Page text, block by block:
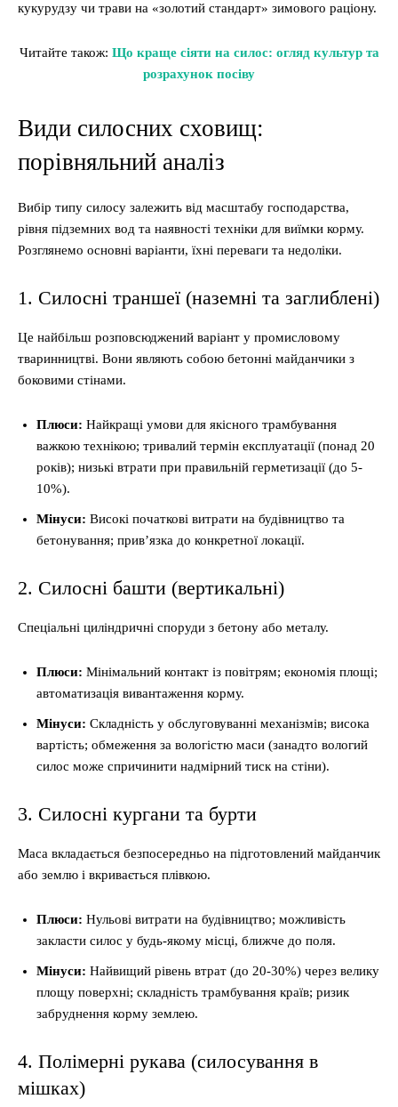
кукурудзу чи трави на «золотий стандарт» зимового раціону.
Читайте також: Що краще сіяти на силос: огляд культур та
розрахунок посіву
Види силосних сховищ:
порівняльний аналіз
Вибір типу силосу залежить від масштабу господарства,
рівня підземних вод та наявності техніки для виїмки корму.
Розглянемо основні варіанти, їхні переваги та недоліки.
1. Силосні траншеї (наземні та заглиблені)
Це найбільш розповсюджений варіант у промисловому
тваринництві. Вони являють собою бетонні майданчики з
боковими стінами.
Плюси: Найкращі умови для якісного трамбування
важкою технікою; тривалий термін експлуатації (понад 20
років); низькі втрати при правильній герметизації (до 5-
10%).
Мінуси: Високі початкові витрати на будівництво та
бетонування; прив’язка до конкретної локації.
2. Силосні башти (вертикальні)
Спеціальні циліндричні споруди з бетону або металу.
Плюси: Мінімальний контакт із повітрям; економія площі;
автоматизація вивантаження корму.
Мінуси: Складність у обслуговуванні механізмів; висока
вартість; обмеження за вологістю маси (занадто вологий
силос може спричинити надмірний тиск на стіни).
3. Силосні кургани та бурти
Маса вкладається безпосередньо на підготовлений майданчик
або землю і вкривається плівкою.
Плюси: Нульові витрати на будівництво; можливість
закласти силос у будь-якому місці, ближче до поля.
Мінуси: Найвищий рівень втрат (до 20-30%) через велику
площу поверхні; складність трамбування країв; ризик
забруднення корму землею.
4. Полімерні рукава (силосування в
мішках)